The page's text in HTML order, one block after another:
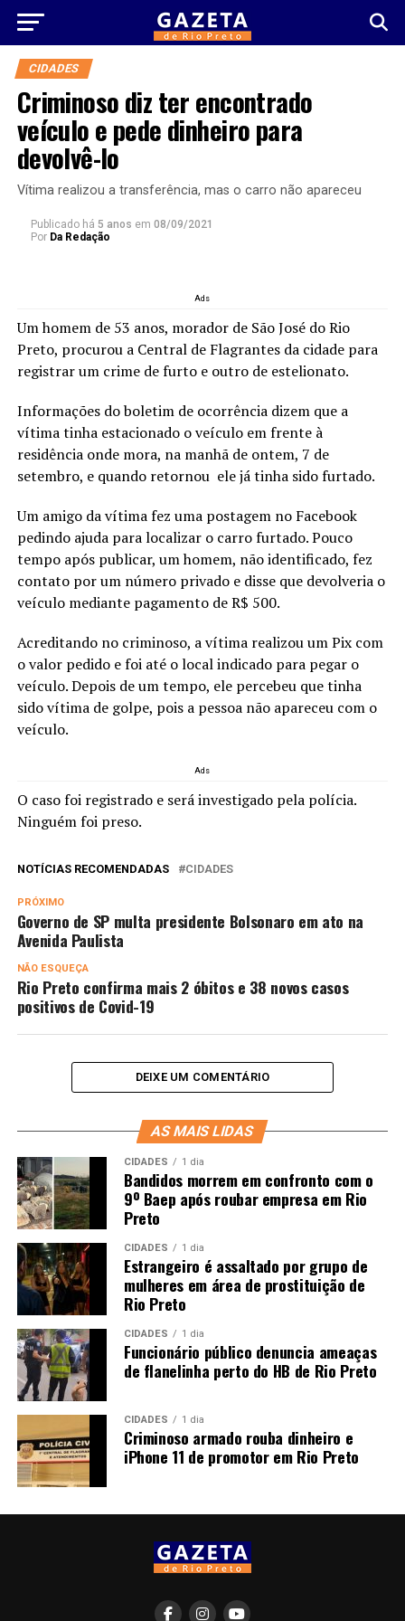
CIDADES
​Criminoso diz ter encontrado
veículo e pede dinheiro para
devolvê-lo
​Vítima realizou a transferência, mas o carro não apareceu
Publicado há 5 anos em 08/09/2021
Por Da Redação
Ads
​​Um homem de 53 anos, morador de São José do Rio
Preto, procurou a Central de Flagrantes da cidade para
registrar um crime de furto e outro de estelionato.
Informações do boletim de ocorrência dizem que a
vítima tinha estacionado o veículo em frente à
residência onde mora, na manhã de ontem, 7 de
setembro, e quando retornou ele já tinha sido furtado.
Um amigo da vítima fez uma postagem no Facebook
pedindo ajuda para localizar o carro furtado. Pouco
tempo após publicar, um homem, não identificado, fez
contato por um número privado e disse que devolveria o
veículo mediante pagamento de R$ 500.
Acreditando no criminoso, a vítima realizou um Pix com
o valor pedido e foi até o local indicado para pegar o
veículo. Depois de um tempo, ele percebeu que tinha
sido vítima de golpe, pois a pessoa não apareceu com o
veículo.
Ads
O caso foi registrado e será investigado pela polícia.
Ninguém foi preso.
NOTÍCIAS RECOMENDADAS CIDADES
PRÓXIMO
Governo de SP multa presidente Bolsonaro em ato na
Avenida Paulista
NÃO ESQUEÇA
Rio Preto confirma mais 2 óbitos e 38 novos casos
positivos de Covid-19
DEIXE UM COMENTÁRIO
AS MAIS LIDAS
CIDADES 1 dia
Bandidos morrem em confronto com o
9º Baep após roubar empresa em Rio
Preto
CIDADES 1 dia
Estrangeiro é assaltado por grupo de
mulheres em área de prostituição de
Rio Preto
CIDADES 1 dia
Funcionário público denuncia ameaças
de flanelinha perto do HB de Rio Preto
CIDADES 1 dia
Criminoso armado rouba dinheiro e
iPhone 11 de promotor em Rio Preto